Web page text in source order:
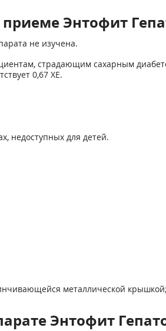
Энтофит
не изучена.
страдающим сахарным
0,67 ХЕ.
недоступных для детей.
металлической
Энтофит